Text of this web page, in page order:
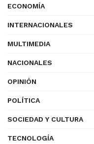
ECONOMÍA
INTERNACIONALES
MULTIMEDIA
NACIONALES
OPINIÓN
POLÍTICA
SOCIEDAD Y CULTURA
TECNOLOGÍA